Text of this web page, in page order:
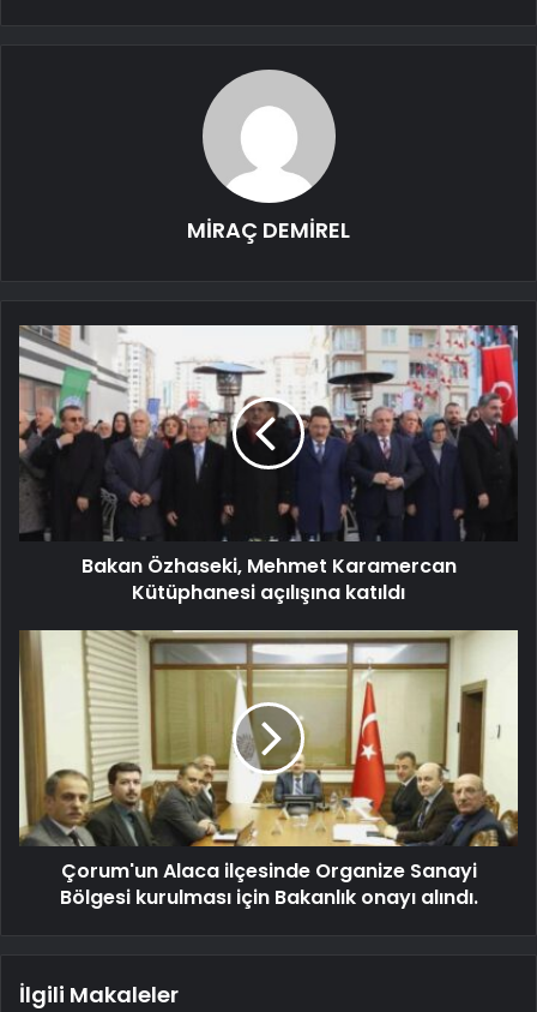
MİRAÇ DEMİREL
Bakan Özhaseki, Mehmet Karamercan
Kütüphanesi açılışına katıldı
Çorum'un Alaca ilçesinde Organize Sanayi
Bölgesi kurulması için Bakanlık onayı alındı.
İlgili Makaleler